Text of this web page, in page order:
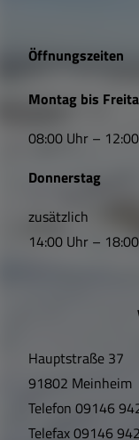
e
L
n
k
s
f
n
Öffnungszeiten
Montag bis
08:00 Uhr –
Donnerstag
zusätzlich
14:00 Uhr –
Hauptstraße 37
91802 Meinheim
Telefon 09146
Telefax09146